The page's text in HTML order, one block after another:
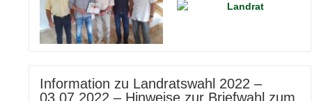
Information zu Landratswahl 2022 –
03.07.2022 – Hinweise zur Briefwahl zum